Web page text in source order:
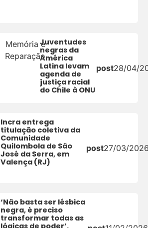
Memória e
Reparação
Juventudes
negras da
América
Latina levam
agenda de
justiça racial
do Chile à ONU
post28/04/
Incra entrega
titulação coletiva da
Comunidade
Quilombola de São
José da Serra, em
Valença (RJ)
post27/03/
‘Não basta ser lésbica
negra, é preciso
transformar todas as